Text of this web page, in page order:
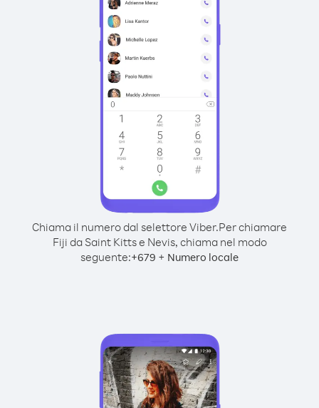
Chiama il numero dal selettore Viber.Per chiamare
Fiji da Saint Kitts e Nevis, chiama nel modo
seguente:+679 + Numero locale